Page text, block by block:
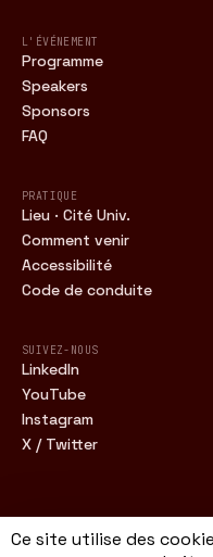
L'ÉVÉNEMENT
Programme
Speakers
Sponsors
FAQ
PRATIQUE
Lieu · Cité Univ.
Comment venir
Accessibilité
Code de conduite
SUIVEZ-NOUS
LinkedIn
YouTube
Instagram
X / Twitter
Ce site utilise des